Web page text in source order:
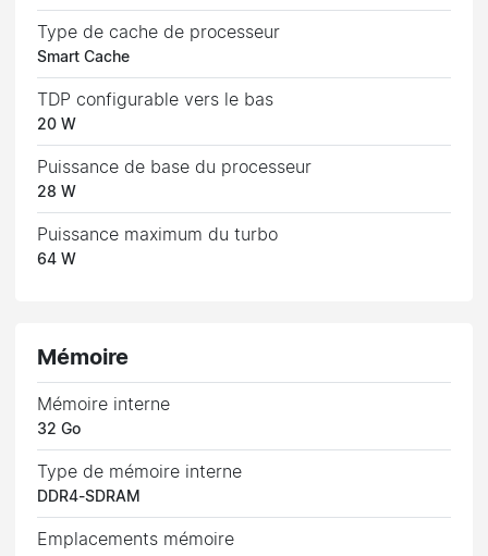
Type de cache de processeur
Smart Cache
TDP configurable vers le bas
20 W
Puissance de base du processeur
28 W
Puissance maximum du turbo
64 W
Mémoire
Mémoire interne
32 Go
Type de mémoire interne
DDR4-SDRAM
Emplacements mémoire